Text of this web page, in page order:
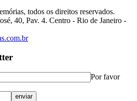
todos os direitos reservados.
40, Pav. 4. Centro - Rio de Janeiro -
Por favor
enviar